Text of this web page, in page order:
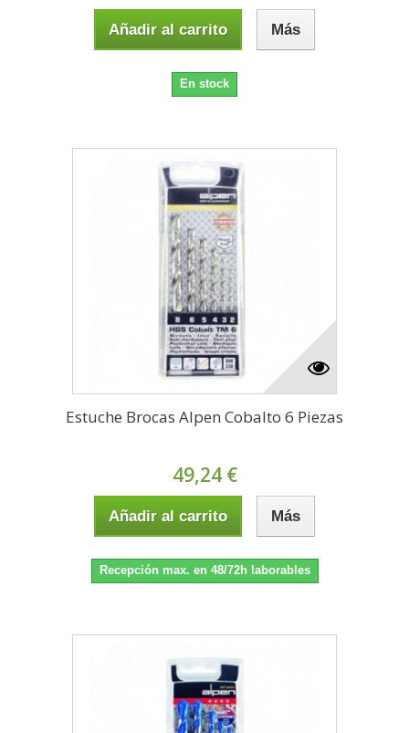
Añadir al carrito Más
En stock
Estuche Brocas Alpen Cobalto 6 Piezas
49,24 €
Añadir al carrito Más
Recepción max. en 48/72h laborables